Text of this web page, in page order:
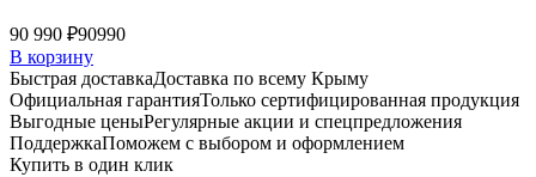
90 990 ₽90990
В корзину
Быстрая доставкаДоставка по всему Крыму
Официальная гарантияТолько сертифицированная продукция
Выгодные ценыРегулярные акции и спецпредложения
ПоддержкаПоможем с выбором и оформлением
Купить в один клик